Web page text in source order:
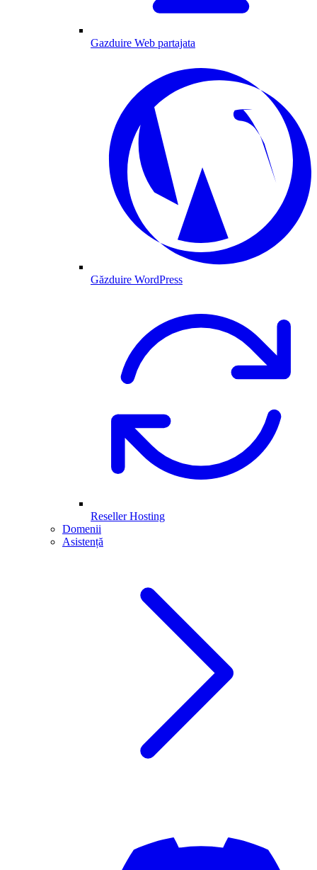
Gazduire Web partajata
Găzduire WordPress
Reseller Hosting
Domenii
Asistență